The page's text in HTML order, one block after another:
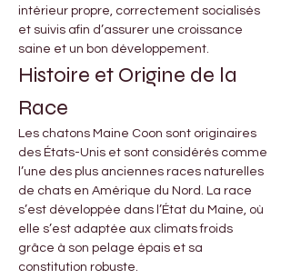
intérieur propre, correctement socialisés
et suivis afin d’assurer une croissance
saine et un bon développement.
Histoire et Origine de la
Race
Les chatons Maine Coon sont originaires
des États-Unis et sont considérés comme
l’une des plus anciennes races naturelles
de chats en Amérique du Nord. La race
s’est développée dans l’État du Maine, où
elle s’est adaptée aux climats froids
grâce à son pelage épais et sa
constitution robuste.